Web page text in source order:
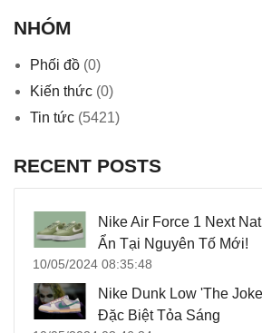
NHÓM
Phối đồ (0)
Kiến thức (0)
Tin tức (5421)
RECENT POSTS
Nike Air Force 1 Next
Ẩn Tại Nguyên Tố Mới!
10/05/2024 08:35:48
Nike Dunk Low 'The
Đặc Biệt Tỏa Sáng